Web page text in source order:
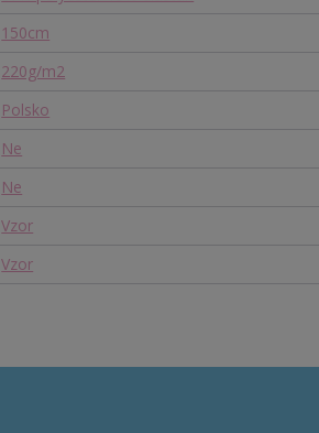
150cm
220g/m2
Polsko
Ne
Ne
Vzor
Vzor